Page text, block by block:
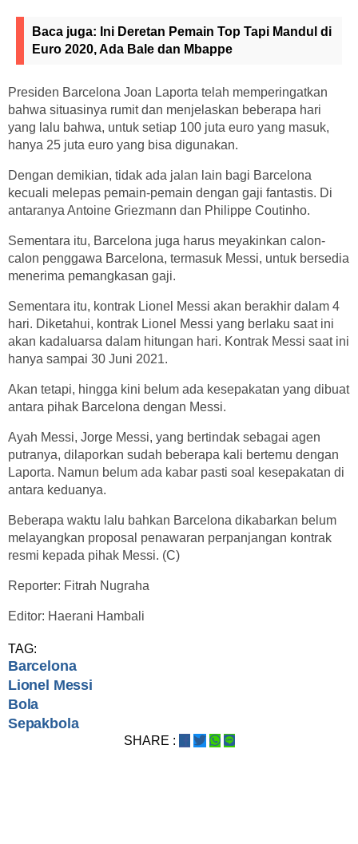
Baca juga: Ini Deretan Pemain Top Tapi Mandul di
Euro 2020, Ada Bale dan Mbappe
Presiden Barcelona Joan Laporta telah memperingatkan
bahwa situasinya rumit dan menjelaskan beberapa hari
yang lalu bahwa, untuk setiap 100 juta euro yang masuk,
hanya 25 juta euro yang bisa digunakan.
Dengan demikian, tidak ada jalan lain bagi Barcelona
kecuali melepas pemain-pemain dengan gaji fantastis. Di
antaranya Antoine Griezmann dan Philippe Coutinho.
Sementara itu, Barcelona juga harus meyakinkan calon-
calon penggawa Barcelona, termasuk Messi, untuk bersedia
menerima pemangkasan gaji.
Sementara itu, kontrak Lionel Messi akan berakhir dalam 4
hari. Diketahui, kontrak Lionel Messi yang berlaku saat ini
akan kadaluarsa dalam hitungan hari. Kontrak Messi saat ini
hanya sampai 30 Juni 2021.
Akan tetapi, hingga kini belum ada kesepakatan yang dibuat
antara pihak Barcelona dengan Messi.
Ayah Messi, Jorge Messi, yang bertindak sebagai agen
putranya, dilaporkan sudah beberapa kali bertemu dengan
Laporta. Namun belum ada kabar pasti soal kesepakatan di
antara keduanya.
Beberapa waktu lalu bahkan Barcelona dikabarkan belum
melayangkan proposal penawaran perpanjangan kontrak
resmi kepada pihak Messi. (C)
Reporter: Fitrah Nugraha
Editor: Haerani Hambali
TAG:
Barcelona
Lionel Messi
Bola
Sepakbola
SHARE :